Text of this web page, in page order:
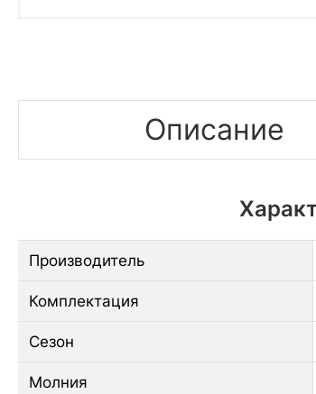
Описание
Производитель
Комплектация
Сезон
Молния